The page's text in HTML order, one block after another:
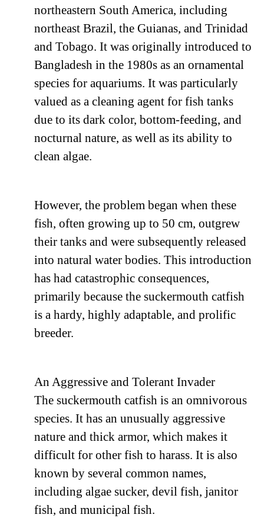
northeastern South America, including
northeast Brazil, the Guianas, and Trinidad
and Tobago. It was originally introduced to
Bangladesh in the 1980s as an ornamental
species for aquariums. It was particularly
valued as a cleaning agent for fish tanks
due to its dark color, bottom-feeding, and
nocturnal nature, as well as its ability to
clean algae.
However, the problem began when these
fish, often growing up to 50 cm, outgrew
their tanks and were subsequently released
into natural water bodies. This introduction
has had catastrophic consequences,
primarily because the suckermouth catfish
is a hardy, highly adaptable, and prolific
breeder.
An Aggressive and Tolerant Invader
The suckermouth catfish is an omnivorous
species. It has an unusually aggressive
nature and thick armor, which makes it
difficult for other fish to harass. It is also
known by several common names,
including algae sucker, devil fish, janitor
fish, and municipal fish.